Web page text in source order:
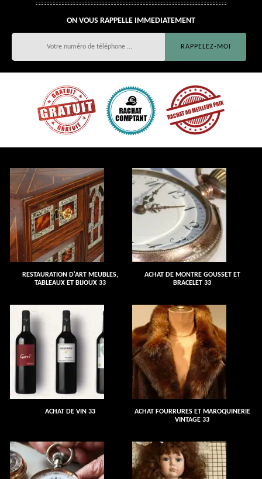
ON VOUS RAPPELLE IMMEDIATEMENT
RESTAURATION D'ART MEUBLES,
TABLEAUX ET BIJOUX 33
ACHAT DE MONTRE GOUSSET ET
BRACELET 33
ACHAT DE VIN 33
ACHAT FOURRURES ET MAROQUINERIE
VINTAGE 33